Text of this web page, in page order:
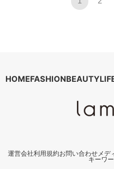
HOMEFASHIONBEAUTY
運営会社利用規約お問い合わせ メデ
キーワ